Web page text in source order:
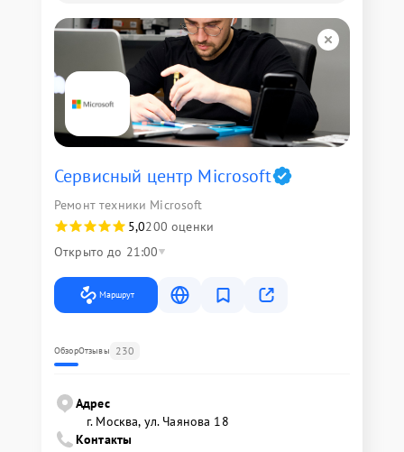
Сервисный центр Microsoft
Ремонт техники Microsoft
5,0200 оценки
Открыто до 21:00
Маршрут
ОбзорОтзывы 230
Адрес
г. Москва, ул. Чаянова 18
Контакты